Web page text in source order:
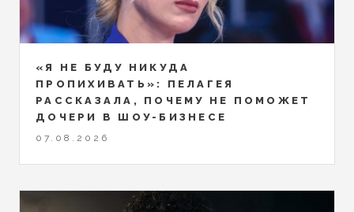
«Я НЕ БУДУ НИКУДА
ПРОПИХИВАТЬ»: ПЕЛАГЕЯ
РАССКАЗАЛА, ПОЧЕМУ НЕ ПОМОЖЕТ
ДОЧЕРИ В ШОУ-БИЗНЕСЕ
07.08.2026